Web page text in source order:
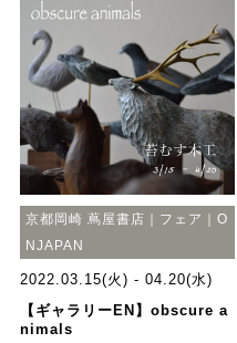
京都岡崎 蔦屋書店｜フェア｜O
NJAPAN
2022.03.15(火) - 04.20(水)
【ギャラリーEN】obscure a
nimals